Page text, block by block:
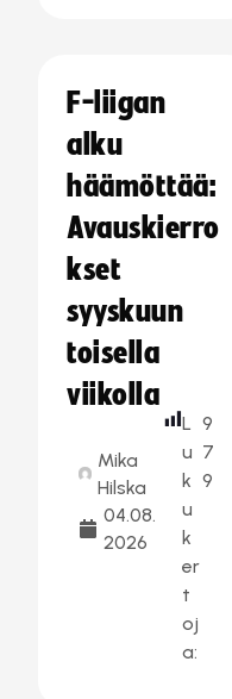
F-liigan
alku
häämöttää:
Avauskierro
kset
syyskuun
toisella
viikolla
Mika
Hilska
04.08.
2026
L
u
k
u
k
er
t
oj
a:
9
7
9